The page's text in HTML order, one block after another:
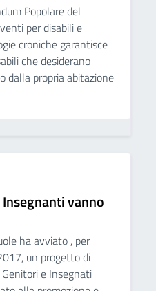
Popolare del
per disabili e
croniche garantisce
che desiderano
dalla propria abitazione
vanno
ha avviato , per
un progetto di
e Insegnati